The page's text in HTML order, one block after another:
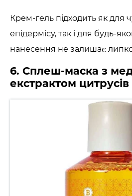
Крем-гель підходить як для
епідермісу, так і для будь-
нанесення не залишає
6. Сплеш-маска з
екстрактом